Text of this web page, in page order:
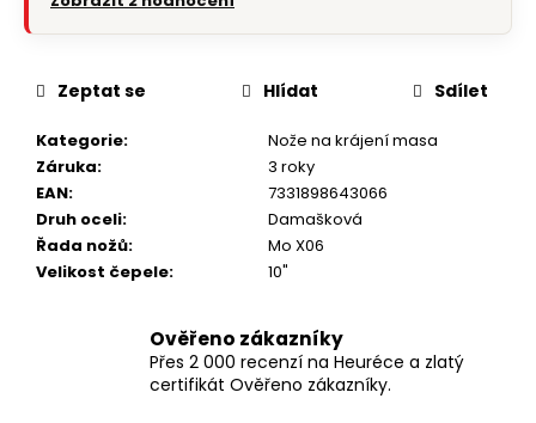
Kategorie:
Nože na krájení masa
Záruka:
3 roky
EAN:
7331898643066
Druh oceli:
Damašková
Řada nožů:
Mo X06
Velikost čepele: 10"
Zeptat se Hlídat Sdílet
Ověřeno zákazníky
Přes 2 000 recenzí na Heuréce a zlatý
certifikát Ověřeno zákazníky.